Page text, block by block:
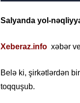
Salyanda yol-
Xeberaz.info xəbər
Belə ki, şirkətlərdən
toqquşub.